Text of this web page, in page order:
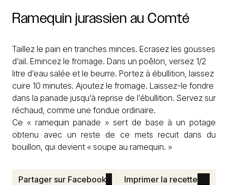
Ramequin jurassien au Comté
Taillez le pain en tranches minces. Ecrasez les gousses
d’ail. Emincez le fromage. Dans un poêlon, versez 1/2
litre d’eau salée et le beurre. Portez à ébullition, laissez
cuire 10 minutes. Ajoutez le fromage. Laissez-le fondre
dans la panade jusqu’à reprise de l’ébullition. Servez sur
réchaud, comme une fondue ordinaire.
Ce « ramequin panade » sert de base à un potage
obtenu avec un reste de ce mets recuit dans du
bouillon, qui devient « soupe au ramequin. »
Partager sur Facebook Imprimer la recette